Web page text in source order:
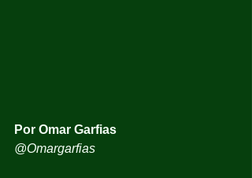
Por Omar Garfias
@Omargarfias